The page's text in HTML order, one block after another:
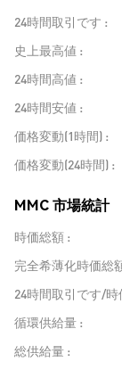
24時間取引です
史上最高値
24時間高値
24時間安値
価格変動(1時間)
価格変動(24時間)
MMC 市場統計
時価総額
完全希薄化時価総
24時間取引です/
循環供給量
総供給量